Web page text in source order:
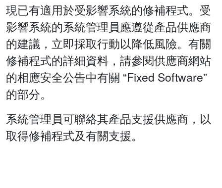
現已有適用於受影響系統的修補程式。受
影響系統的系統管理員應遵從產品供應商
的建議，立即採取行動以降低風險。有關
修補程式的詳細資料，請參閱供應商網站
的相應安全公告中有關 “Fixed Software”
的部分。
系統管理員可聯絡其產品支援供應商，以
取得修補程式及有關支援。